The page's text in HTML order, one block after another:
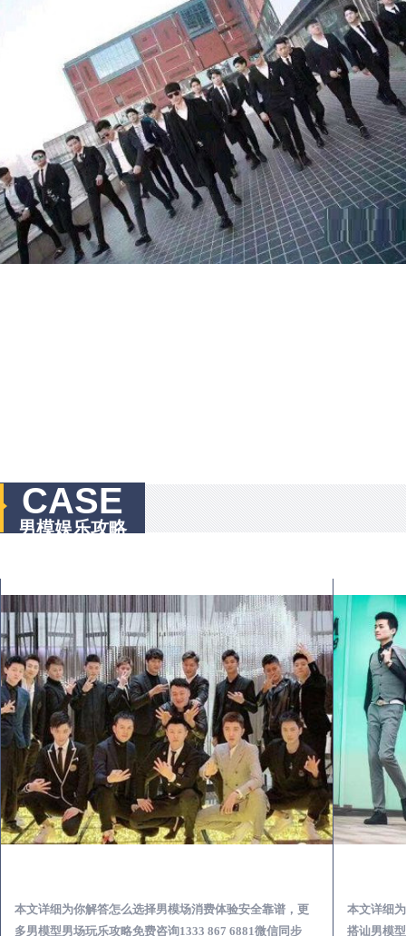
CASE
男模娱乐攻略
本文详细为你解答怎么选择男模场消费体验安全靠谱，更
多男模型男场玩乐攻略免费咨询1333 867 6881微信同步
本文详细
搭讪男模